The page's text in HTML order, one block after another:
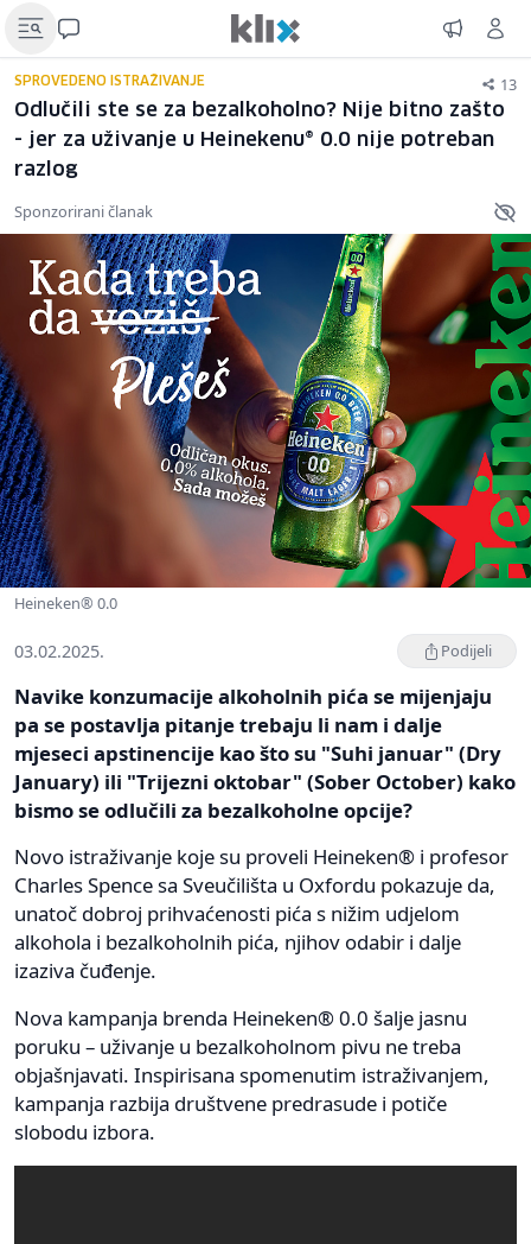
SPROVEDENO ISTRAŽIVANJE 13
Odlučili ste se za bezalkoholno? Nije bitno zašto
- jer za uživanje u Heinekenu® 0.0 nije potreban
razlog
Sponzorirani članak
Heineken® 0.0
03.02.2025. Podijeli
Navike konzumacije alkoholnih pića se mijenjaju
pa se postavlja pitanje trebaju li nam i dalje
mjeseci apstinencije kao što su "Suhi januar" (Dry
January) ili "Trijezni oktobar" (Sober October) kako
bismo se odlučili za bezalkoholne opcije?
Novo istraživanje koje su proveli Heineken® i profesor
Charles Spence sa Sveučilišta u Oxfordu pokazuje da,
unatoč dobroj prihvaćenosti pića s nižim udjelom
alkohola i bezalkoholnih pića, njihov odabir i dalje
izaziva čuđenje.
Nova kampanja brenda Heineken® 0.0 šalje jasnu
poruku – uživanje u bezalkoholnom pivu ne treba
objašnjavati. Inspirisana spomenutim istraživanjem,
kampanja razbija društvene predrasude i potiče
slobodu izbora.